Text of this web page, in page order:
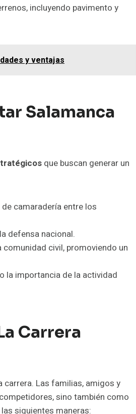
incluyendo pavimento y
y ventajas
Salamanca
que buscan generar un
camaradería entre los
defensa nacional.
civil, promoviendo un
la importancia de la actividad
Carrera
carrera. Las familias, amigos y
sino también como
siguientes maneras: